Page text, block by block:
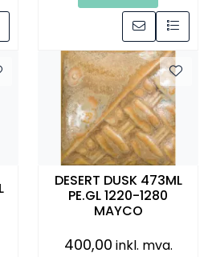
DESERT DUSK 473ML
PE.GL 1220-1280
MAYCO
400,00 inkl. mva.